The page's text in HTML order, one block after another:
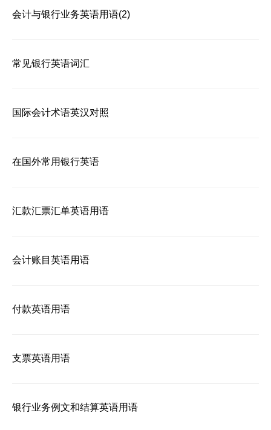
会计与银行业务英语用语(2)
常见银行英语词汇
国际会计术语英汉对照
在国外常用银行英语
汇款汇票汇单英语用语
会计账目英语用语
付款英语用语
支票英语用语
银行业务例文和结算英语用语